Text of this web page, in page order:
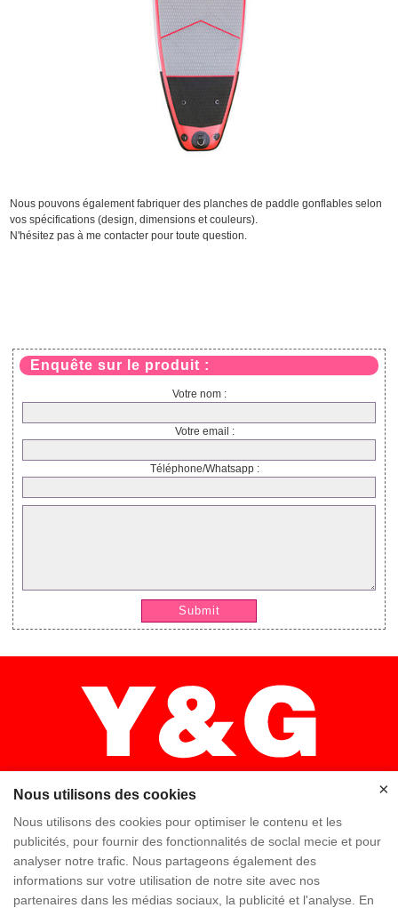
Nous pouvons également fabriquer des planches de paddle gonflables selon
vos spécifications (design, dimensions et couleurs).
N'hésitez pas à me contacter pour toute question.
Enquête sur le produit :
Votre nom :
Votre email :
Téléphone/Whatsapp :
Submit
×
Accueil Haute qualité Équipe Y & G
Nous utilisons des cookies
Nous utilisons des cookies pour optimiser le contenu et les
publicités, pour fournir des fonctionnalités de soclal mecie et pour
analyser notre trafic. Nous partageons également des
informations sur votre utilisation de notre site avec nos
partenaires dans les médias sociaux, la publicité et l'analyse. En
×